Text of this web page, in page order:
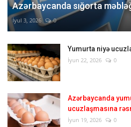
Azərbaycanda sığorta
İyul 3, 2026 0
Yumurta niyə
İyun 22, 2026 0
Azərbaycanda
ucuzlaşmasına
İyun 19, 2026 0